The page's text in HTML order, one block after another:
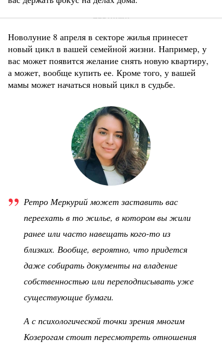
Новолуние 8 апреля в секторе жилья принесет
новый цикл в вашей семейной жизни. Например, у
вас может появится желание снять новую квартиру,
а может, вообще купить ее. Кроме того, у вашей
мамы может начаться новый цикл в судьбе.
Ретро Меркурий может заставить вас
переехать в то жилье, в котором вы жили
ранее или часто навещать кого-то из
близких. Вообще, вероятно, что придется
даже собирать документы на владение
собственностью или переподписывать уже
существующие бумаги.
А с психологической точки зрения многим
Козерогам стоит пересмотреть отношения